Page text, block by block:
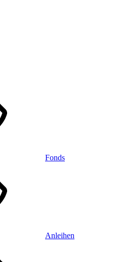
Fonds
Anleihen